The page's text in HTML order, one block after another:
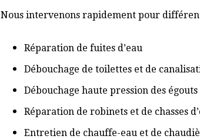
Nous intervenons rapidement pour
Réparation de fuites d’eau
Débouchage de toilettes et de
Débouchage haute pression des égouts
Réparation de robinets et de chasses
Entretien de chauffe-eau et de